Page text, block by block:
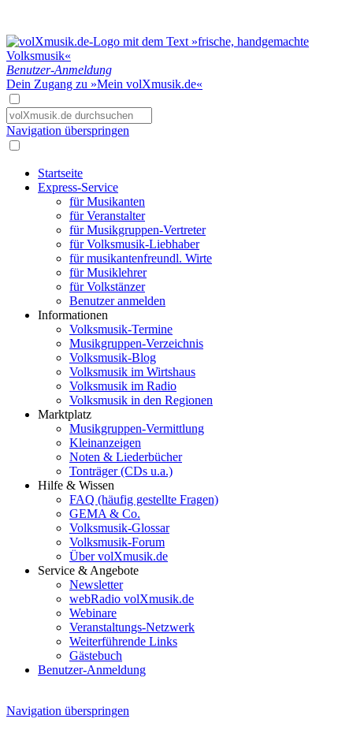
Benutzer-Anmeldung
Dein Zugang zu »Mein volXmusik.de«
Navigation überspringen
Startseite
Express-Service
für Musikanten
für Veranstalter
für Musikgruppen-Vertreter
für Volksmusik-Liebhaber
für musikantenfreundl. Wirte
für Musiklehrer
für Volkstänzer
Benutzer anmelden
Informationen
Volksmusik-Termine
Musikgruppen-Verzeichnis
Volksmusik-Blog
Volksmusik im Wirtshaus
Volksmusik im Radio
Volksmusik in den Regionen
Marktplatz
Musikgruppen-Vermittlung
Kleinanzeigen
Noten & Liederbücher
Tonträger (CDs u.a.)
Hilfe & Wissen
FAQ (häufig gestellte Fragen)
GEMA & Co.
Volksmusik-Glossar
Volksmusik-Forum
Über volXmusik.de
Service & Angebote
Newsletter
webRadio volXmusik.de
Webinare
Veranstaltungs-Netzwerk
Weiterführende Links
Gästebuch
Benutzer-Anmeldung
Navigation überspringen